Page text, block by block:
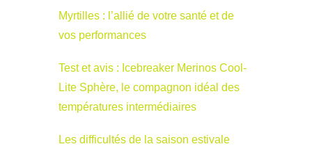
Myrtilles : l’allié de votre santé et de
vos performances
Test et avis : Icebreaker Merinos Cool-
Lite Sphère, le compagnon idéal des
températures intermédiaires
Les difficultés de la saison estivale